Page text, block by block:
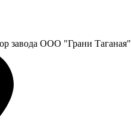
завода ООО "Грани Таганая"